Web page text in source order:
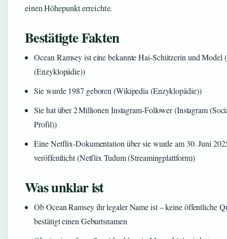
einen Höhepunkt erreichte.
Bestätigte Fakten
Ocean Ramsey ist eine bekannte Hai-Schützerin und Model
(Enzyklopädie))
Sie wurde 1987 geboren (Wikipedia (Enzyklopädie))
Sie hat über 2 Millionen Instagram-Follower (Instagram
Profil))
Eine Netflix-Dokumentation über sie wurde am 30. Juni
veröffentlicht (Netflix Tudum (Streamingplattform))
Was unklar ist
Ob Ocean Ramsey ihr legaler Name ist – keine öffentliche
bestätigt einen Geburtsnamen